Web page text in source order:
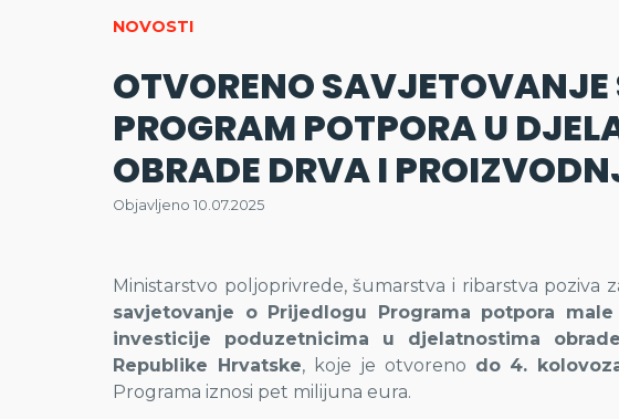
NOVOSTI
OTVORENO
PROGRAM POTPORA U
OBRADE DRVA I
Objavljeno 10.07.2025
Ministarstvo poljoprivrede, šumarstva i ribarstva poziva
savjetovanje o Prijedlogu Programa potpora
investicije poduzetnicima u djelatnostima
Republike Hrvatske, koje je otvoreno do 4.
Programa iznosi pet milijuna eura.